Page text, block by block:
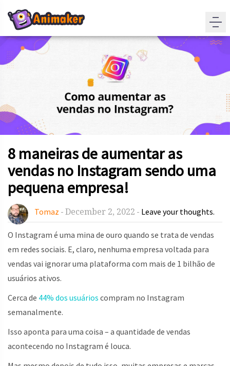
8 maneiras de aumentar as
vendas no Instagram sendo uma
pequena empresa!
Tomaz - December 2, 2022 - Leave your thoughts.
O Instagram é uma mina de ouro quando se trata de vendas
em redes sociais. E, claro, nenhuma empresa voltada para
vendas vai ignorar uma plataforma com mais de 1 bilhão de
usuários ativos.
Cerca de 44% dos usuários compram no Instagram
semanalmente.
Isso aponta para uma coisa – a quantidade de vendas
acontecendo no Instagram é louca.